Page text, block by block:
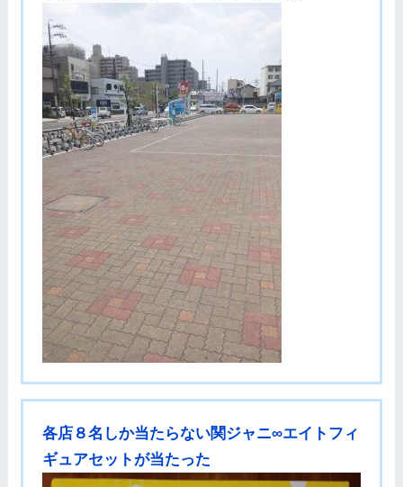
各店８名しか当たらない関ジャニ∞エイトフィ
ギュアセットが当たった